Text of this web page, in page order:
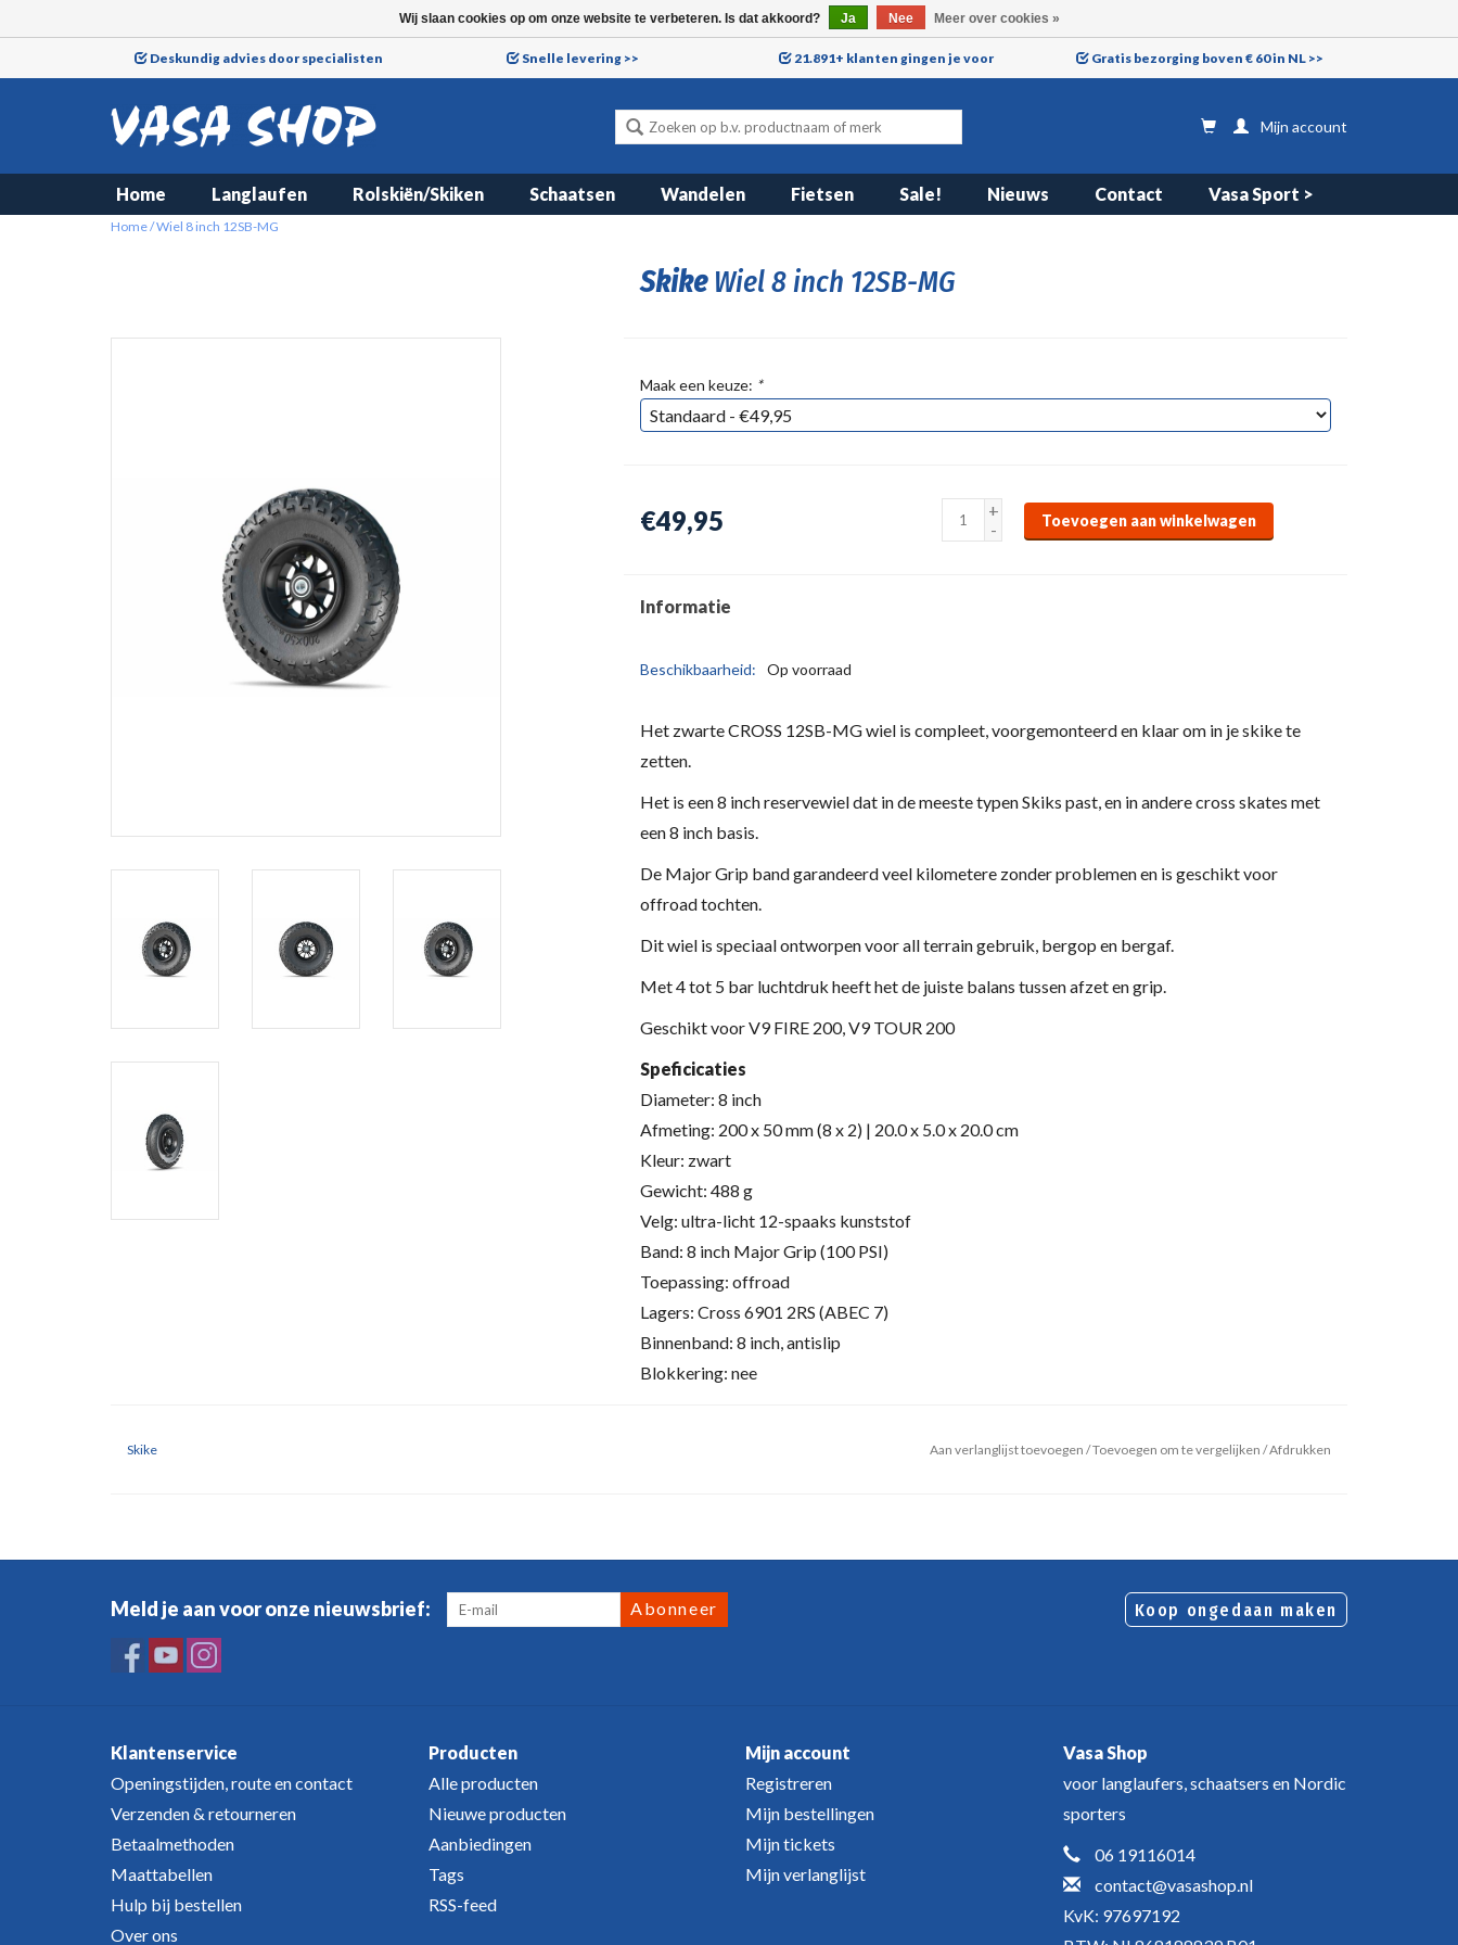
Deskundig advies door specialisten Snelle levering >> 21.891+ klanten gingen je voor Gratis bezorging boven € 60 in NL >>
Mijn account
Home Langlaufen Rolskiën/Skiken Schaatsen Wandelen Fietsen Sale! Nieuws Contact Vasa Sport >
Home/Wiel 8 inch 12SB-MG
Skike Wiel 8 inch 12SB-MG
Maak een keuze: *
€49,95
+
-
Toevoegen aan winkelwagen
Informatie
Beschikbaarheid: Op voorraad
Het zwarte CROSS 12SB-MG wiel is compleet, voorgemonteerd en klaar om in je skike te
zetten.
Het is een 8 inch reservewiel dat in de meeste typen Skiks past, en in andere cross skates met
een 8 inch basis.
De Major Grip band garandeerd veel kilometere zonder problemen en is geschikt voor
offroad tochten.
Dit wiel is speciaal ontworpen voor all terrain gebruik, bergop en bergaf.
Met 4 tot 5 bar luchtdruk heeft het de juiste balans tussen afzet en grip.
Geschikt voor V9 FIRE 200, V9 TOUR 200
Speficicaties
Diameter: 8 inch
Afmeting: 200 x 50 mm (8 x 2) | 20.0 x 5.0 x 20.0 cm
Kleur: zwart
Gewicht: 488 g
Velg: ultra-licht 12-spaaks kunststof
Band: 8 inch Major Grip (100 PSI)
Toepassing: offroad
Lagers: Cross 6901 2RS (ABEC 7)
Binnenband: 8 inch, antislip
Blokkering: nee
Skike Aan verlanglijst toevoegen /Toevoegen om te vergelijken /Afdrukken
Meld je aan voor onze nieuwsbrief: Abonneer Koop ongedaan maken
Klantenservice
Openingstijden, route en contact
Verzenden & retourneren
Betaalmethoden
Maattabellen
Hulp bij bestellen
Over ons
Producten
Alle producten
Nieuwe producten
Aanbiedingen
Tags
RSS-feed
Mijn account
Registreren
Mijn bestellingen
Mijn tickets
Mijn verlanglijst
Vasa Shop
voor langlaufers, schaatsers en Nordic
sporters
06 19116014
contact@vasashop.nl
KvK: 97697192
Wij slaan cookies op om onze website te verbeteren. Is dat akkoord? Ja Nee Meer over cookies »